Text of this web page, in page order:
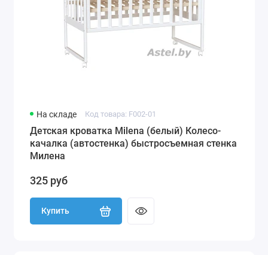
На складе Код товара: F002-01
Детская кроватка Milena (белый) Колесо-
качалка (автостенка) быстросъемная стенка
Милена
325 руб
Купить